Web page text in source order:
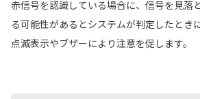
赤信号を認識している場合に、信号を見落
る可能性があるとシステムが判定したとき
点滅表示やブザーにより注意を促します。